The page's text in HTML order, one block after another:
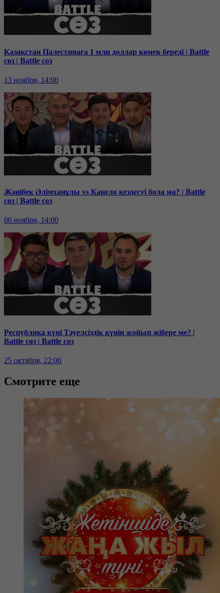
Қазақстан Палестинаға 1 млн доллар көмек береді | Battle
сөз | Battle соз
13 ноября, 14:00
Жәнібек Әлімханұлы vs Канело кездесуі бола ма? | Battle
сөз | Battle соз
06 ноября, 14:00
Республика күні Тәуелсіздік күнін жойып жібере ме? |
Battle сөз | Battle соз
25 октября, 22:00
Смотрите еще